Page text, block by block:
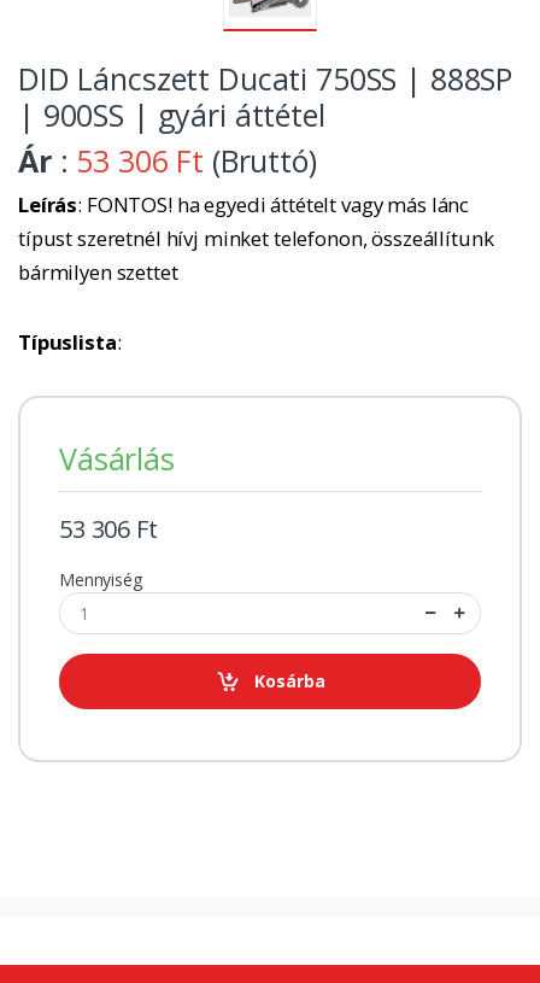
DID Láncszett Ducati 750SS | 888SP
| 900SS | gyári áttétel
Ár : 53 306 Ft (Bruttó)
Leírás: FONTOS! ha egyedi áttételt vagy más lánc
típust szeretnél hívj minket telefonon, összeállítunk
bármilyen szettet
Típuslista:
Vásárlás
53 306 Ft
Mennyiség
Kosárba